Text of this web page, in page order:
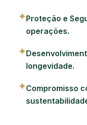
✦Proteção e
operações.
✦
longevidade.
✦Compromisso